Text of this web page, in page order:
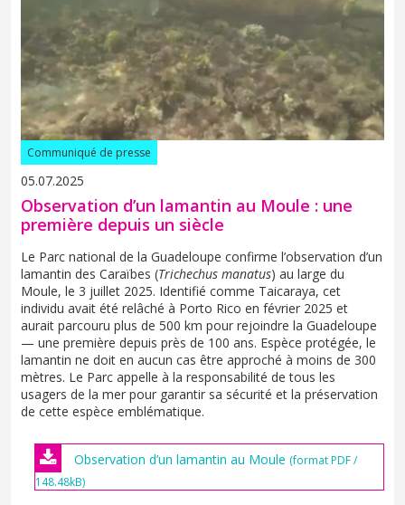
Communiqué de presse
05.07.2025
Observation d’un lamantin au Moule : une
première depuis un siècle
Le Parc national de la Guadeloupe confirme l’observation d’un
lamantin des Caraïbes (Trichechus manatus) au large du
Moule, le 3 juillet 2025. Identifié comme Taicaraya, cet
individu avait été relâché à Porto Rico en février 2025 et
aurait parcouru plus de 500 km pour rejoindre la Guadeloupe
— une première depuis près de 100 ans. Espèce protégée, le
lamantin ne doit en aucun cas être approché à moins de 300
mètres. Le Parc appelle à la responsabilité de tous les
usagers de la mer pour garantir sa sécurité et la préservation
de cette espèce emblématique.
Observation d’un lamantin au Moule (format PDF /
148.48kB)